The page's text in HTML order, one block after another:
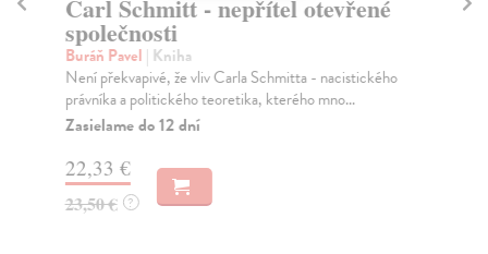
Carl Schmitt - nepřítel otevřené
společnosti
Buráň Pavel | Kniha
Není překvapivé, že vliv Carla Schmitta - nacistického
právníka a politického teoretika, kterého mno...
Zasielame do 12 dní
22,33 €
23,50 € ?